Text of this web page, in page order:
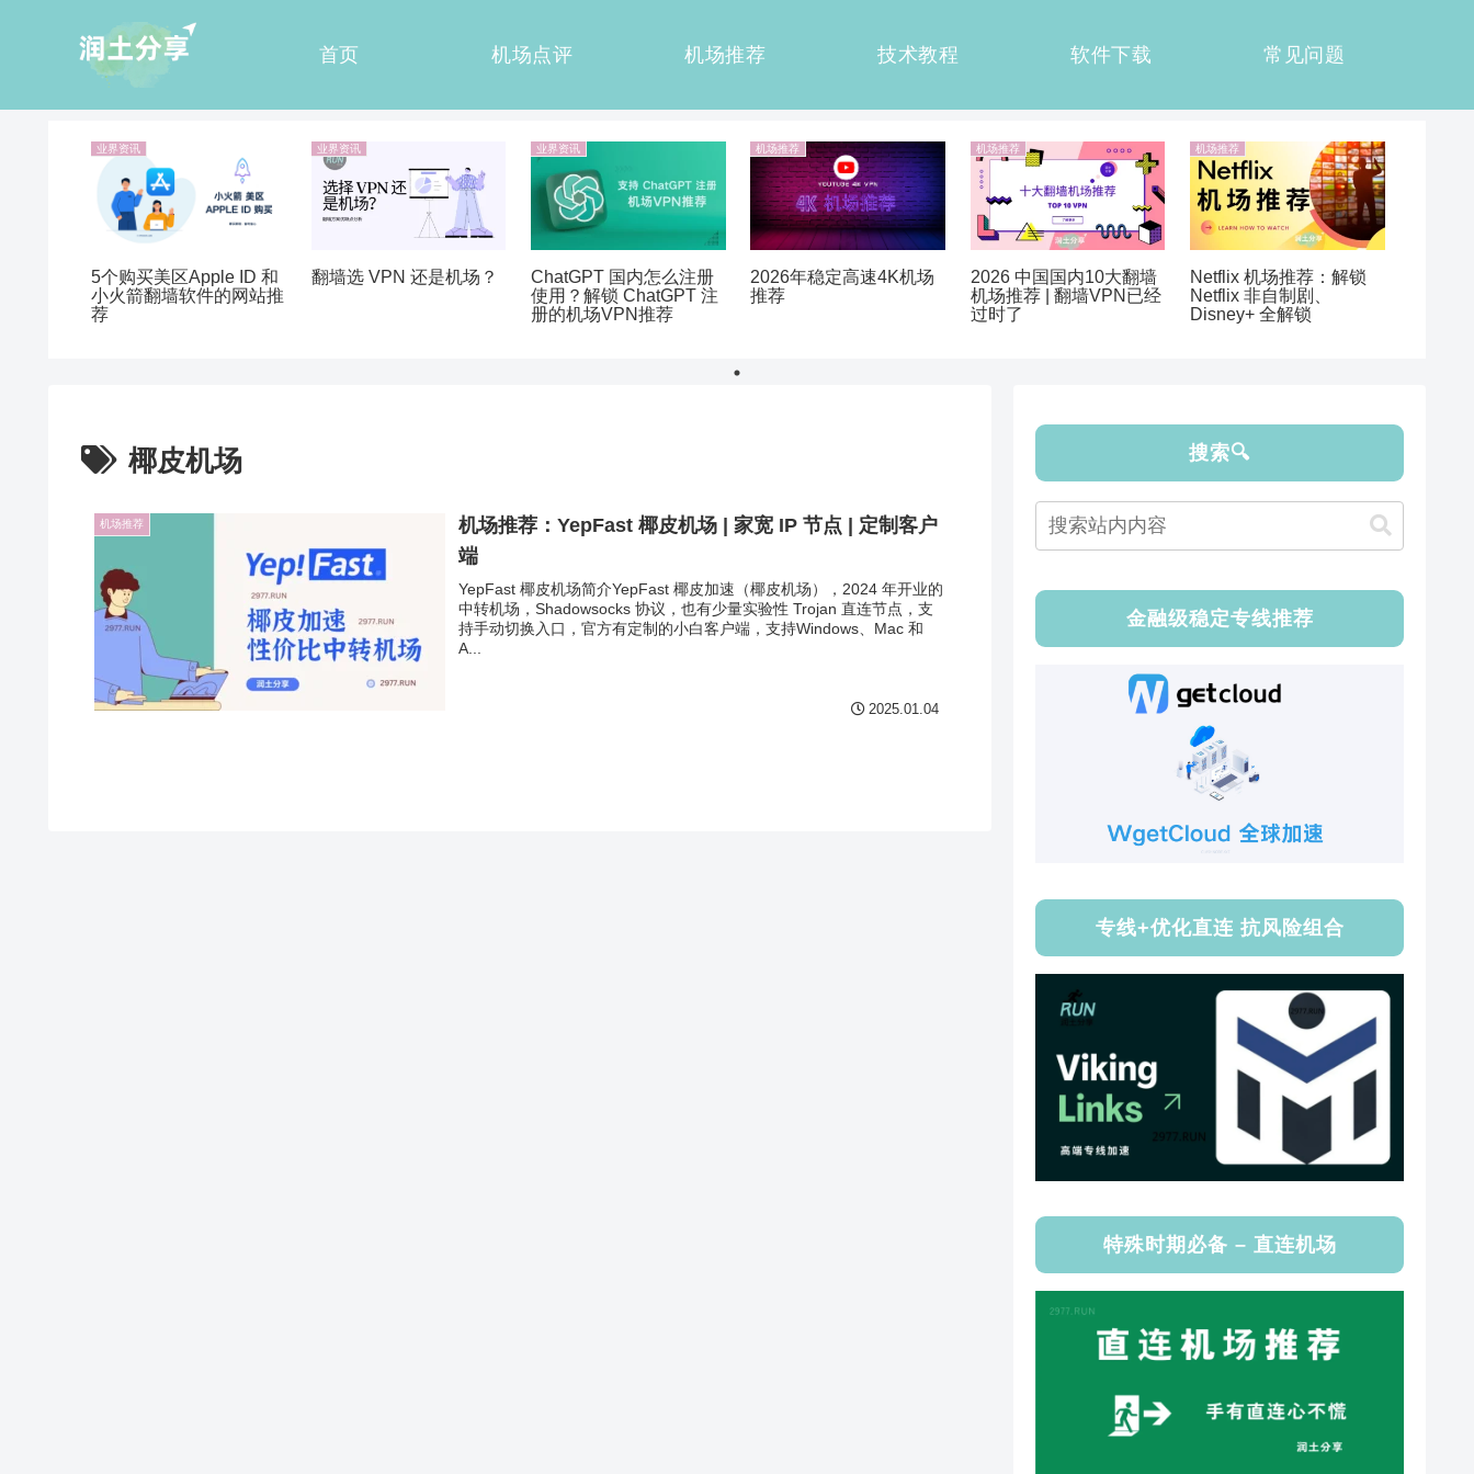
首页 机场点评 机场推荐 技术教程 软件下载 常见问题
业界资讯
5个购买美区Apple ID 和
小火箭翻墙软件的网站推
荐
业界资讯
翻墙选 VPN 还是机场？
业界资讯
ChatGPT 国内怎么注册
使用？解锁 ChatGPT 注
册的机场VPN推荐
机场推荐
2026年稳定高速4K机场
推荐
机场推荐
2026 中国国内10大翻墙
机场推荐 | 翻墙VPN已经
过时了
机场推荐
Netflix 机场推荐：解锁
Netflix 非自制剧、
Disney+ 全解锁
椰皮机场
机场推荐
机场推荐：YepFast 椰皮机场 | 家宽 IP 节点 | 定制客户
端
YepFast 椰皮机场简介YepFast 椰皮加速（椰皮机场），2024 年开业的
中转机场，Shadowsocks 协议，也有少量实验性 Trojan 直连节点，支
持手动切换入口，官方有定制的小白客户端，支持Windows、Mac 和
A...
2025.01.04
搜索🔍
金融级稳定专线推荐
专线+优化直连 抗风险组合
特殊时期必备 – 直连机场